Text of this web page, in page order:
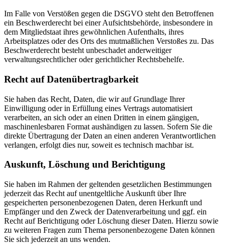
Im Falle von Verstößen gegen die DSGVO steht den Betroffenen
ein Beschwerderecht bei einer Aufsichtsbehörde, insbesondere in
dem Mitgliedstaat ihres gewöhnlichen Aufenthalts, ihres
Arbeitsplatzes oder des Orts des mutmaßlichen Verstoßes zu. Das
Beschwerderecht besteht unbeschadet anderweitiger
verwaltungsrechtlicher oder gerichtlicher Rechtsbehelfe.
Recht auf Daten­übertrag­barkeit
Sie haben das Recht, Daten, die wir auf Grundlage Ihrer
Einwilligung oder in Erfüllung eines Vertrags automatisiert
verarbeiten, an sich oder an einen Dritten in einem gängigen,
maschinenlesbaren Format aushändigen zu lassen. Sofern Sie die
direkte Übertragung der Daten an einen anderen Verantwortlichen
verlangen, erfolgt dies nur, soweit es technisch machbar ist.
Auskunft, Löschung und Berichtigung
Sie haben im Rahmen der geltenden gesetzlichen Bestimmungen
jederzeit das Recht auf unentgeltliche Auskunft über Ihre
gespeicherten personenbezogenen Daten, deren Herkunft und
Empfänger und den Zweck der Datenverarbeitung und ggf. ein
Recht auf Berichtigung oder Löschung dieser Daten. Hierzu sowie
zu weiteren Fragen zum Thema personenbezogene Daten können
Sie sich jederzeit an uns wenden.